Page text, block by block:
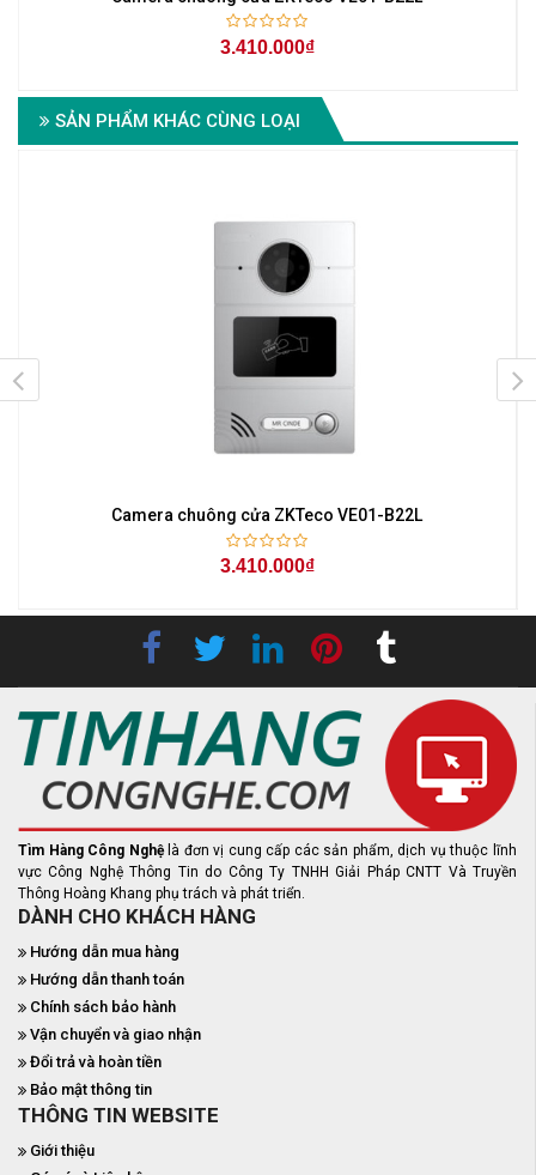
3.410.000₫
SẢN PHẨM KHÁC CÙNG LOẠI
Camera chuông cửa ZKTeco VE01-B22L
3.410.000₫
Tìm Hàng Công Nghệ là đơn vị cung cấp các sản phẩm, dịch vụ thuộc lĩnh
vực Công Nghệ Thông Tin do Công Ty TNHH Giải Pháp CNTT Và Truyền
Thông Hoàng Khang phụ trách và phát triển.
DÀNH CHO KHÁCH HÀNG
Hướng dẫn mua hàng
Hướng dẫn thanh toán
Chính sách bảo hành
Vận chuyển và giao nhận
Đổi trả và hoàn tiền
Bảo mật thông tin
THÔNG TIN WEBSITE
Giới thiệu